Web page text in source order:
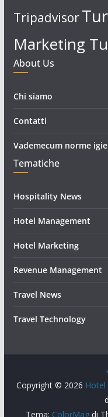
Tripadvisor
Marketing
About Us
Chi siamo
Contatti
Vademecum norme
Tematiche
Hospitality News
Hotel Management
Hotel Marketing
Revenue Management
Travel News
Travel Technology
Copyright © 2026
Tema: ColorMagdi